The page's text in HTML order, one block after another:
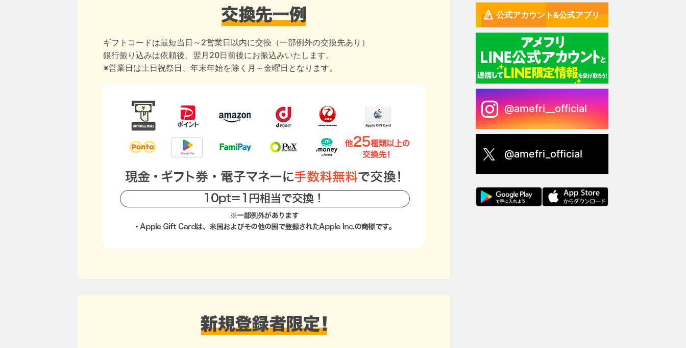
ギフトコードは最短当日～2営業日以内に交換（一部例外の交換先あり）
銀行振り込みは依頼後、翌月20日前後にお振込みいたします。
※営業日は土日祝祭日、年末年始を除く月～金曜日となります。
公式アカウント&公式アプリ
@amefri__official
@amefri_official